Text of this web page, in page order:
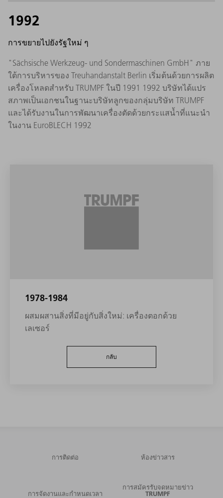
1992
การขยายไปยังรัฐใหม่ ๆ
"Sächsische Werkzeug- und Sondermaschinen GmbH" ภาย
ใต้การบริหารของ Treuhandanstalt Berlin เริ่มต้นด้วยการผลิต
เครื่องโหลดสำหรับ TRUMPF ในปี 1991 1992 บริษัทได้แปร
สภาพเป็นเอกชนในฐานะบริษัทลูกของกลุ่มบริษัท TRUMPF
และได้รับงานในการพัฒนาเครื่องตัดด้วยกระแสน้ำที่แนะนำ
ในงาน EuroBLECH 1992
1978-1984
ผสมผสานสิ่งที่มีอยู่กับสิ่งใหม่: เครื่องตอกด้วย
เลเซอร์
กลับ
การติดต่อ ห้องข่าวสาร
การจัดงานและกำหนดเวลา
การสมัครรับจดหมายข่าว
TRUMPF